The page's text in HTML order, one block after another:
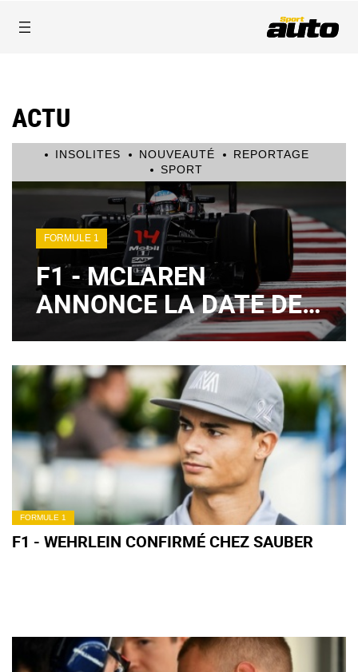
ACTU
INSOLITES NOUVEAUTÉ
REPORTAGE
SPORT
FORMULE 1
F1 - MCLAREN
ANNONCE LA DATE DE
SA PRÉSENTATION
FORMULE 1
F1 - WEHRLEIN CONFIRMÉ CHEZ SAUBER